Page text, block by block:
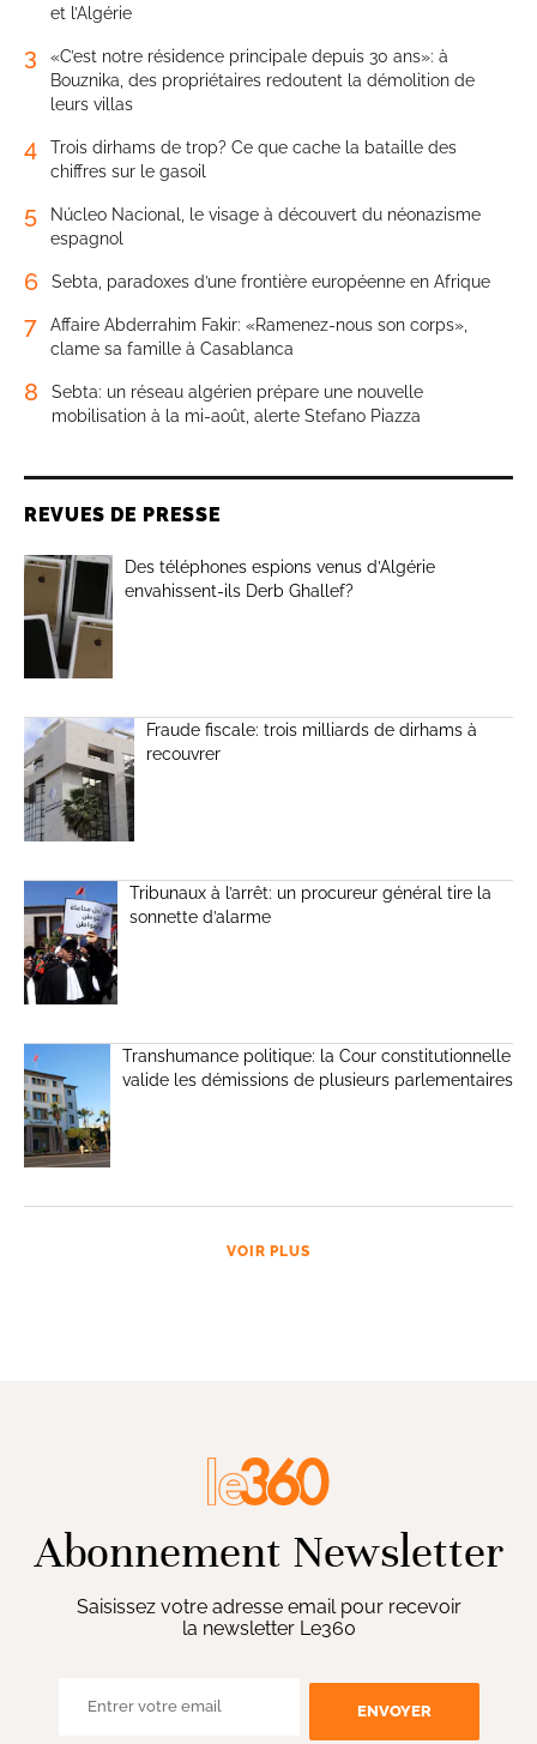
et l’Algérie
3
«C’est notre résidence principale depuis 30 ans»: à
Bouznika, des propriétaires redoutent la démolition de
leurs villas
4
Trois dirhams de trop? Ce que cache la bataille des
chiffres sur le gasoil
5
Núcleo Nacional, le visage à découvert du néonazisme
espagnol
6 Sebta, paradoxes d’une frontière européenne en Afrique
7
Affaire Abderrahim Fakir: «Ramenez-nous son corps»,
clame sa famille à Casablanca
8
Sebta: un réseau algérien prépare une nouvelle
mobilisation à la mi-août, alerte Stefano Piazza
REVUES DE PRESSE
Des téléphones espions venus d’Algérie
envahissent-ils Derb Ghallef?
Fraude fiscale: trois milliards de dirhams à
recouvrer
Tribunaux à l’arrêt: un procureur général tire la
sonnette d’alarme
Transhumance politique: la Cour constitutionnelle
valide les démissions de plusieurs parlementaires
VOIR PLUS
Abonnement Newsletter
Saisissez votre adresse email pour recevoir
la newsletter Le360
ENVOYER